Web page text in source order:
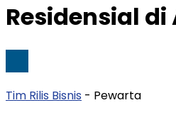
Residensial di
Tim Rilis Bisnis - Pewarta